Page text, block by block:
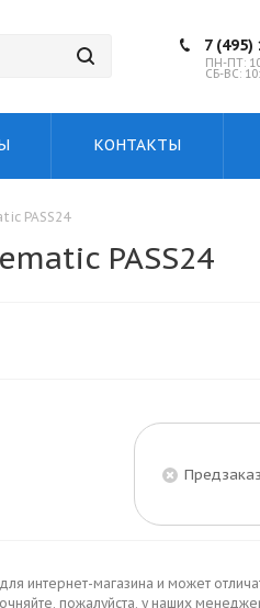
7 (495)
ПН-ПТ:
СБ-ВС:
КОНТАКТЫ
PASS24
PASS24
Предзаказ
интернет-магазина и может
пожалуйста, у наших